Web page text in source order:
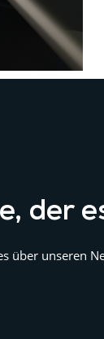
der
über unseren